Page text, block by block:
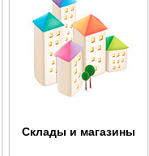
Склады и магазины